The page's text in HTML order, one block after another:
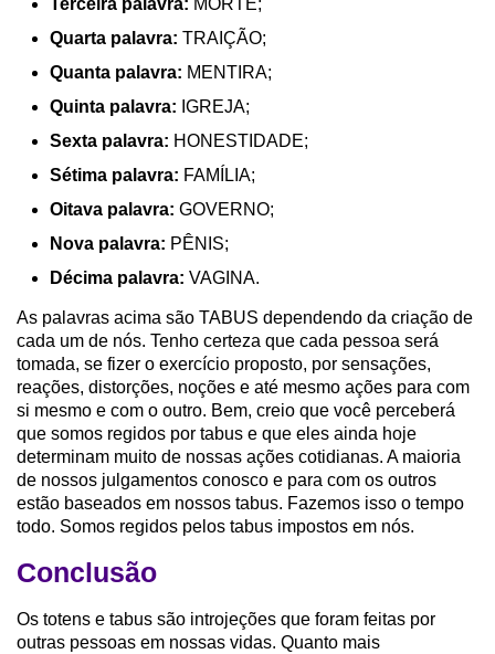
Terceira palavra: MORTE;
Quarta palavra: TRAIÇÃO;
Quanta palavra: MENTIRA;
Quinta palavra: IGREJA;
Sexta palavra: HONESTIDADE;
Sétima palavra: FAMÍLIA;
Oitava palavra: GOVERNO;
Nova palavra: PÊNIS;
Décima palavra: VAGINA.
As palavras acima são TABUS dependendo da criação de
cada um de nós. Tenho certeza que cada pessoa será
tomada, se fizer o exercício proposto, por sensações,
reações, distorções, noções e até mesmo ações para com
si mesmo e com o outro. Bem, creio que você perceberá
que somos regidos por tabus e que eles ainda hoje
determinam muito de nossas ações cotidianas. A maioria
de nossos julgamentos conosco e para com os outros
estão baseados em nossos tabus. Fazemos isso o tempo
todo. Somos regidos pelos tabus impostos em nós.
Conclusão
Os totens e tabus são introjeções que foram feitas por
outras pessoas em nossas vidas. Quanto mais